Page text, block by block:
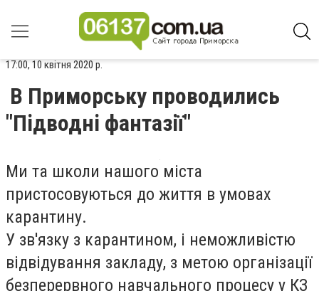
17:00, 10 квітня 2020 р.
В Приморську проводились
"Підводні фантазії"
Ми та школи нашого міста
пристосовуються до життя в умовах
карантину.
У зв'язку з карантином, і неможливістю
відвідування закладу, з метою організації
безперервного навчального процесу у КЗ